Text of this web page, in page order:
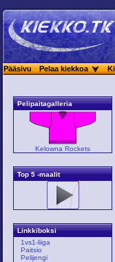
Pääsivu Pelaa kiekkoa
Pelipaitagalleria
Kelowna Rockets
Top 5 -maalit
Linkkiboksi
1vs1-liiga
Paitsio
Pelijengi